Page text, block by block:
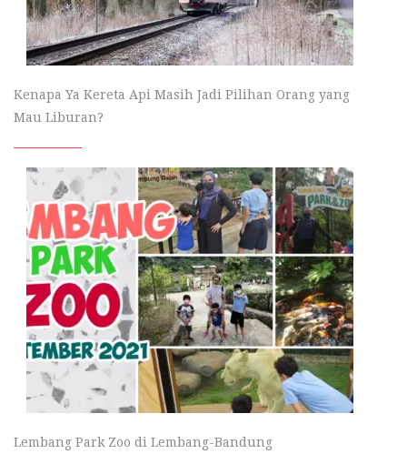
Kenapa Ya Kereta Api Masih Jadi Pilihan Orang yang
Mau Liburan?
Lembang Park Zoo di Lembang-Bandung